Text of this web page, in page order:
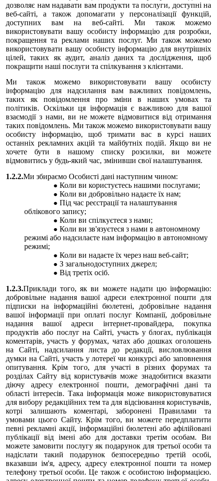
дозволяє нам надавати вам продукти та послуги, доступні на
веб-сайті, а також допомагати у персоналізації функцій,
доступних вам на веб-сайті. Ми також можемо
використовувати вашу особисту інформацію для розробки,
покращення та реклами наших послуг. Ми також можемо
використовувати вашу особисту інформацію для внутрішніх
цілей, таких як аудит, аналіз даних та дослідження, щоб
покращити наші послуги та спілкування з клієнтами.
Ми також можемо використовувати вашу особисту
інформацію для надсилання вам важливих повідомлень,
таких як повідомлення про зміни в наших умовах та
політиків. Оскільки ця інформація є важливою для вашої
взаємодії з нами, ви не можете відмовитися від отримання
таких повідомлень. Ми також можемо використовувати вашу
особисту інформацію, щоб тримати вас в курсі наших
останніх рекламних акцій та майбутніх подій. Якщо ви не
хочете бути в нашому списку розсилки, ви можете
відмовитись у будь-який час, змінивши свої налаштування.
1.2.2.Ми збираємо Особисті дані наступним чином:
Коли ви користуєтесь нашими послугами;
Коли ви добровільно надаєте їх нам;
Під час реєстрації та налаштування
облікового запису;
Коли ви спілкуєтеся з нами;
Коли ви зв'язуєтеся з нами в автономному
режимі або надсилаєте нам інформацію в автономному
режимі;
Коли ви надаєте їх через наш веб-сайт;
З загальнодоступних джерел;
Від третіх осіб.
1.2.3.Приклади того, як ви можете надати цю інформацію:
добровільне надання вашої адреси електронної пошти для
підписки на інформаційні бюлетені, добровільне надання
вашої інформації при оплаті послуг Компанії, добровільне
надання вашої адреси інтернет-провайдера, покупка
продуктів або послуг на Сайті, участь у блогах, публікація
коментарів, участь у форумах, чатах або дошках оголошень
на Сайті, надсилання листа до редакції, висловлювання
думки на Сайті, участь у лотереї чи конкурсі або заповнення
опитування. Крім того, для участі в різних форумах та
розділах Сайту від користувачів може знадобитися вказати
діючу адресу електронної пошти, демографічні дані та
області інтересів. Така інформація може використовуватися
для вибору редакційних тем та для відсіювання користувачів,
котрі залишають коментарі, заборонені Правилами та
умовами цього Сайту. Крім того, ви можете передплатити
певні рекламні акції, інформаційні бюлетені або афілійовані
публікації від імені або для доставки третім особам. Ви
можете замовити послугу як подарунок для третьої особи та
надіслати такий подарунок безпосередньо третій особі,
вказавши ім'я, адресу, адресу електронної пошти та номер
телефону третьої особи. Це також є особистою інформацією.